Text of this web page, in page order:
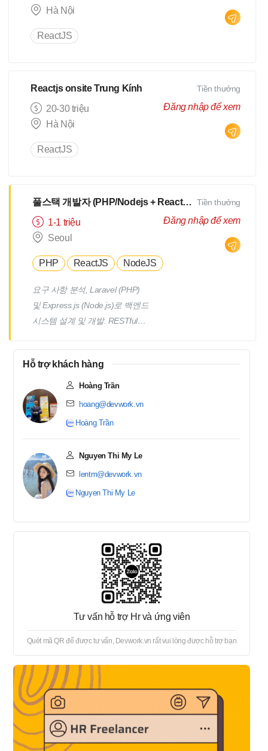
Hà Nội
ReactJS
Reactjs onsite Trung Kính
20-30 triệu
Hà Nội
ReactJS
Tiền thưởng
Đăng nhập để xem
풀스택 개발자 (PHP/Nodejs + Reactjs)
1-1 triệu
Seoul
PHP ReactJS NodeJS
요구 사항 분석, Laravel (PHP)
및 Express.js (Node.js)로 백엔드
시스템 설계 및 개발. RESTful
프론트엔드 개발, UI/UX 최적화,
브라우저 성능 보장. 데이터베이
스 관리 및 최적화 (MySQL,
PostgreSQL, MongoDB). 단위
테스트 수행, 버그 수정 및 시스
이스 유지 관리, 클린 코드 작성.
현대 기술(Microservices,
Docker, Kubernetes)을 시스템에
Tiền thưởng
Đăng nhập để xem
Hỗ trợ khách hàng
Hoàng Trần
hoang@devwork.vn
Hoàng Trần
Nguyen Thi My Le
lentm@devwork.vn
Nguyen Thi My Le
Tư vấn hỗ trợ Hr và ứng viên
Quét mã QR để được tư vấn, Devwork.vn rất vui lòng được hỗ trợ bạn